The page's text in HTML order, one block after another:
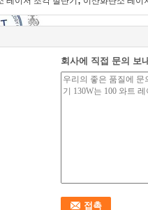
회사에 직접 문의 보